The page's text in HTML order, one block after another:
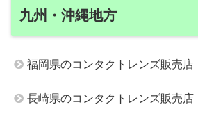
九州・沖縄地方
福岡県のコンタクトレンズ販売店
長崎県のコンタクトレンズ販売店